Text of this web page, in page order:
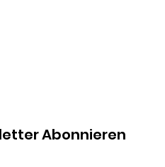
Abonnieren